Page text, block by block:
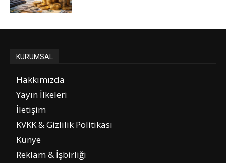
KURUMSAL
Hakkımızda
Yayın İlkeleri
İletişim
KVKK & Gizlilik Politikası
Künye
Reklam & İşbirliği